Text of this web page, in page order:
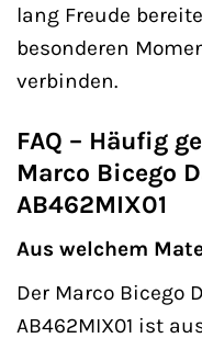
lang Freude
besonderen
verbinden.
FAQ – Häufig
Marco Bicego
AB462MIX01
Aus welchem
Der Marco Bicego
AB462MIX01 ist